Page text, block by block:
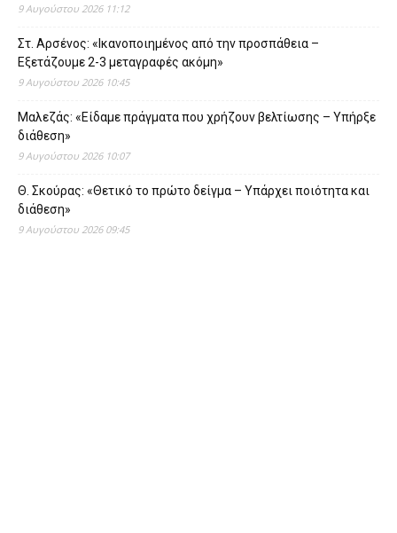
9 Αυγούστου 2026 11:12
Στ. Αρσένος: «Ικανοποιημένος από την προσπάθεια –
Εξετάζουμε 2-3 μεταγραφές ακόμη»
9 Αυγούστου 2026 10:45
Μαλεζάς: «Είδαμε πράγματα που χρήζουν βελτίωσης – Υπήρξε
διάθεση»
9 Αυγούστου 2026 10:07
Θ. Σκούρας: «Θετικό το πρώτο δείγμα – Υπάρχει ποιότητα και
διάθεση»
9 Αυγούστου 2026 09:45